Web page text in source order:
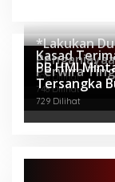
*Lakukan
Pemecatan
806 Dilihat
Kasad
Perwira
748 Dilihat
PB HMI
Tersangka
729 Dilihat